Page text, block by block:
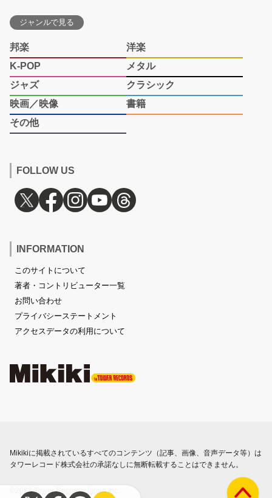
ジャンルで見る
邦楽
洋楽
K-POP
メタル
ジャズ
クラシック
映画／映像
書籍
その他
FOLLOW US
INFORMATION
このサイトについて
著者・コントリビューター一覧
お問い合わせ
プライバシーステートメント
アクセスデータの利用について
Mikikiに掲載されているすべてのコンテンツ（記事、画像、音声データ等）は
タワーレコード株式会社の承諾なしに無断転載することはできません。
©2023 Tower Records Japan Inc.